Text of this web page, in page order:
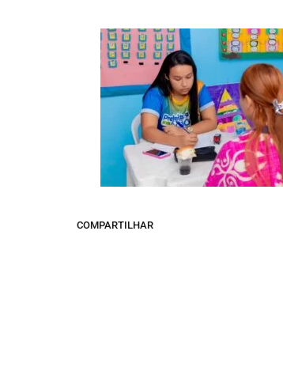
COMPARTILHAR